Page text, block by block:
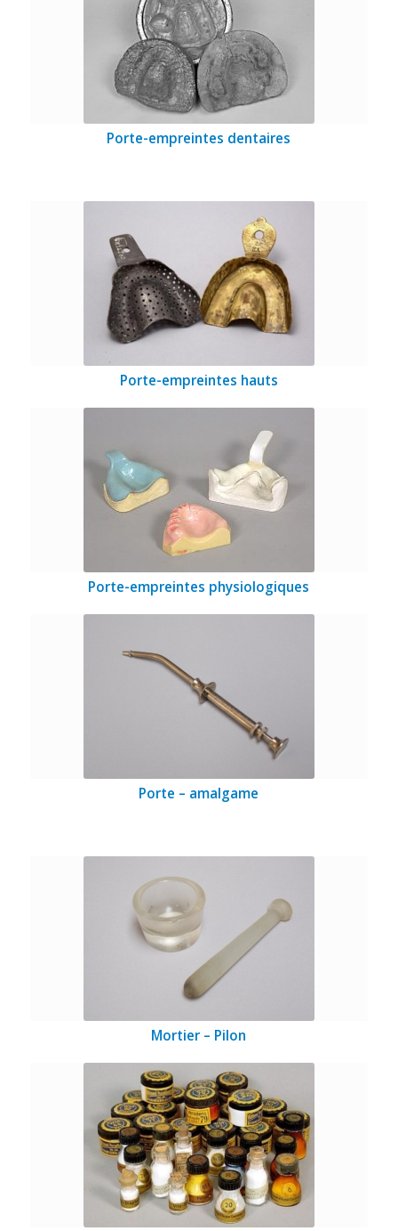
Porte-empreintes dentaires
Porte-empreintes hauts
Porte-empreintes physiologiques
Porte – amalgame
Mortier – Pilon